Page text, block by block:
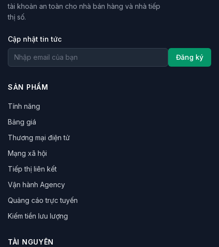
tài khoản an toàn cho nhà bán hàng và nhà tiếp
thị số.
Cập nhật tin tức
Đăng ký
SẢN PHẨM
Tính năng
Bảng giá
Thương mại điện tử
Mạng xã hội
Tiếp thị liên kết
Vận hành Agency
Quảng cáo trực tuyến
Kiếm tiền lưu lượng
TÀI NGUYÊN